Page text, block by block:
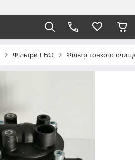
Фільтри ГБО Фільтр тонкого